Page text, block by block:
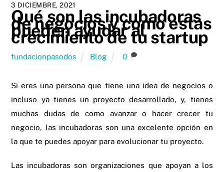
3 DICIEMBRE, 2021
Qué son las incubadoras
de negocios y como estas
pueden ayudar al
crecimiento de tu startup
fundacionpasodos Blog 0
Si eres una persona que tiene una idea de negocios o
incluso ya tienes un proyecto desarrollado, y, tienes
muchas dudas de como avanzar o hacer crecer tu
negocio, las incubadoras son una excelente opción en
la que te puedes apoyar para evolucionar tu proyecto.
Las incubadoras son organizaciones que apoyan a los